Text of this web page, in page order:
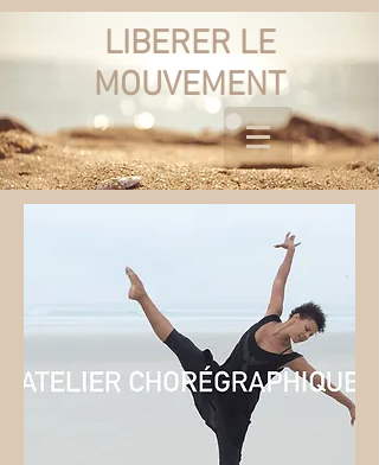
LIBERER LE
MOUVEMENT